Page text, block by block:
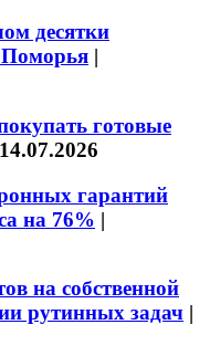
десятки
Поморья |
готовые
14.07.2026
гарантий
на 76% |
на собственной
рутинных задач |